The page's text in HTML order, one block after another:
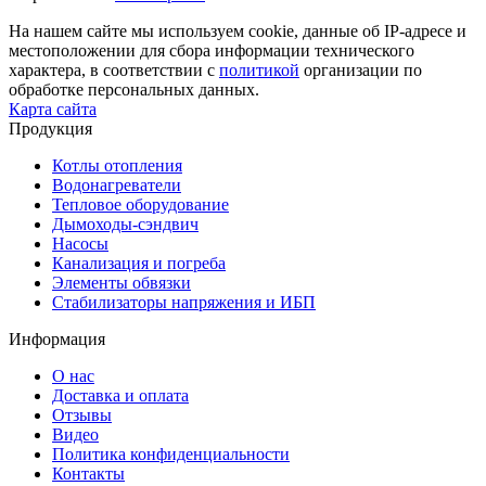
На нашем сайте мы используем cookie, данные об IP-адресе и
местоположении для сбора информации технического
характера, в соответствии с политикой организации по
обработке персональных данных.
Карта сайта
Продукция
Котлы отопления
Водонагреватели
Тепловое оборудование
Дымоходы-сэндвич
Насосы
Канализация и погреба
Элементы обвязки
Стабилизаторы напряжения и ИБП
Информация
О нас
Доставка и оплата
Отзывы
Видео
Политика конфиденциальности
Контакты